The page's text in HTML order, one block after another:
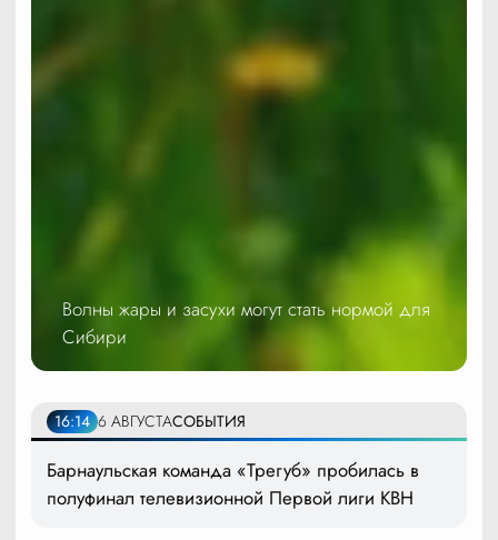
Волны жары и засухи могут стать нормой для
Сибири
16:14 6 АВГУСТАСОБЫТИЯ
Барнаульская команда «Трегуб» пробилась в
полуфинал телевизионной Первой лиги КВН